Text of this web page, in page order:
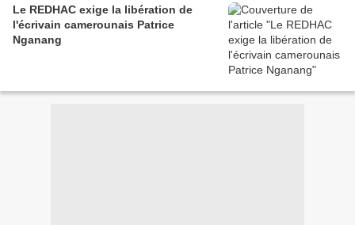
Le REDHAC exige la libération de
l'écrivain camerounais Patrice
Nganang